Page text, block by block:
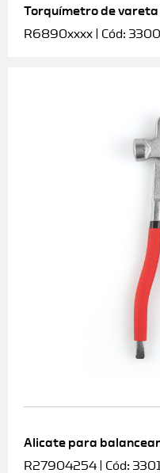
Torquímetro de vareta
R6890xxxx | Cód:
Alicate para
R27904254 | Cód: